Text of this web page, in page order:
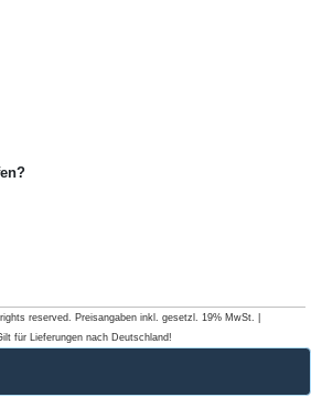
reserved. Preisangaben inkl. gesetzl. 19% MwSt. |
für Lieferungen nach Deutschland!